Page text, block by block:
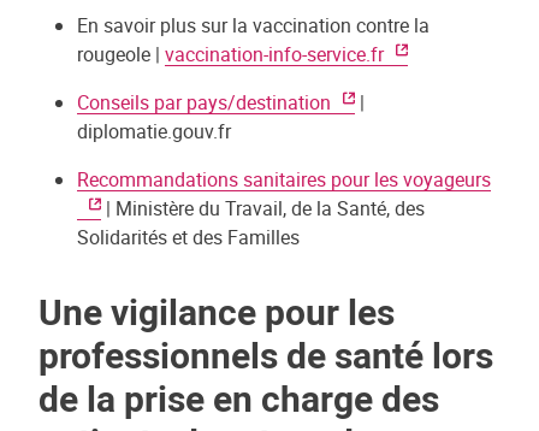
En savoir plus sur la vaccination contre la
rougeole | vaccination-info-service.fr
Conseils par pays/destination
|
diplomatie.gouv.fr
Recommandations sanitaires pour les voyageurs
| Ministère du Travail, de la Santé, des
Solidarités et des Familles
Une vigilance pour les
professionnels de santé lors
de la prise en charge des